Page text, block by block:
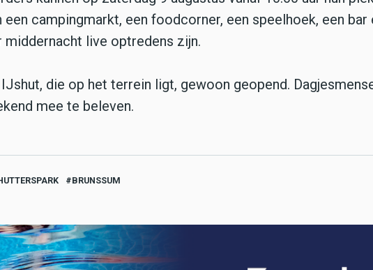
een campingmarkt, een foodcorner, een speelhoek, een
live optredens zijn.
die op het terrein ligt, gewoon geopend.
mee te beleven.
BRUNSSUM